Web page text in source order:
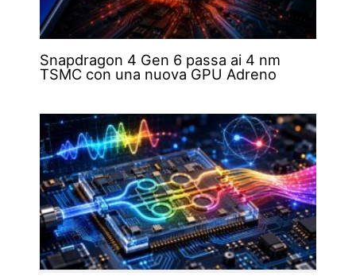
Snapdragon 4 Gen 6 passa ai 4 nm
TSMC con una nuova GPU Adreno